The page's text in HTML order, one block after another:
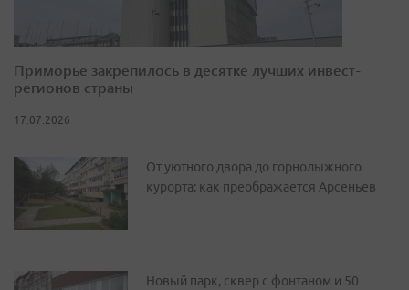
Приморье закрепилось в десятке лучших инвест-
регионов страны
17.07.2026
От уютного двора до горнолыжного
курорта: как преображается Арсеньев
Новый парк, сквер с фонтаном и 50